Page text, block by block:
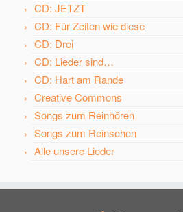
CD: JETZT
CD: Für Zeiten wie diese
CD: Drei
CD: Lieder sind…
CD: Hart am Rande
Creative Commons
Songs zum Reinhören
Songs zum Reinsehen
Alle unsere Lieder